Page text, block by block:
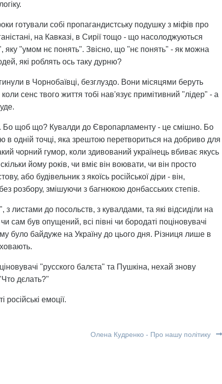
готували собі пропагандистську подушку з міфів про
на Кавказі, в Сирії тощо - що насолоджуються
яку "умом нє понять". Звісно, що "нє понять" - як можна
які роблять ось таку дурню?
в Чорнобаївці, безглуздо. Вони місяцями беруть
сенс твого життя тобі нав'язує примітивний "лідер" - а
Бо щоб що? Кувалди до Європарламенту - це смішно. Бо
одній точці, яка зрештою перетвориться на добриво для
чорний гумор, коли здивований українець вбиває якусь
йому років, чи вміє він воювати, чи він просто
або будівельник з якоїсь російської діри - він,
розбору, змішуючи з багнюкою донбасських степів.
листами до посольств, з кувалдами, та які відсиділи на
сам був опущений, всі півні чи бородаті поціновувачі
було байдуже на Україну до цього дня. Різниця лише в
"русского балєта" та Пушкіна, нехай знову
дєлать?"
російські емоції.
Олена Кудренко - Про нашу політику